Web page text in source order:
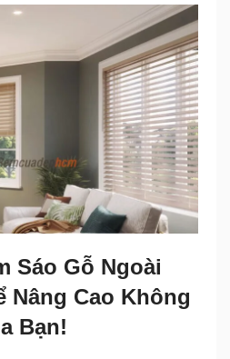
Sáo Gỗ Ngoài
Nâng Cao Không
Bạn!